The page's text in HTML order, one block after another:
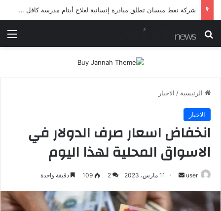
شرطة ميسان تلقي القبض على مطلقي العيارات النارية أثناء تشييع جنائزي في العمارة
بحث عن
الرئيسية / الاخبار
الاخبار
انخفاض اسعار صرف الدولار في
الاسواق المحلية لهذا اليوم
user
أرسل
إلكترونيا
11 مارس، 2023 2
109 دقيقة واحدة